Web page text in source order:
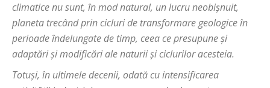
climatice nu sunt, în mod natural, un lucru neobișnuit,
planeta trecând prin cicluri de transformare geologice în
perioade îndelungate de timp, ceea ce presupune și
adaptări și modificări ale naturii și ciclurilor acesteia.
Totuși, în ultimele decenii, odată cu intensificarea